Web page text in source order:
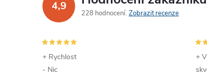
4,9
228 hodnocení Zobrazit recenze
+ Rychlost
- Nic
+